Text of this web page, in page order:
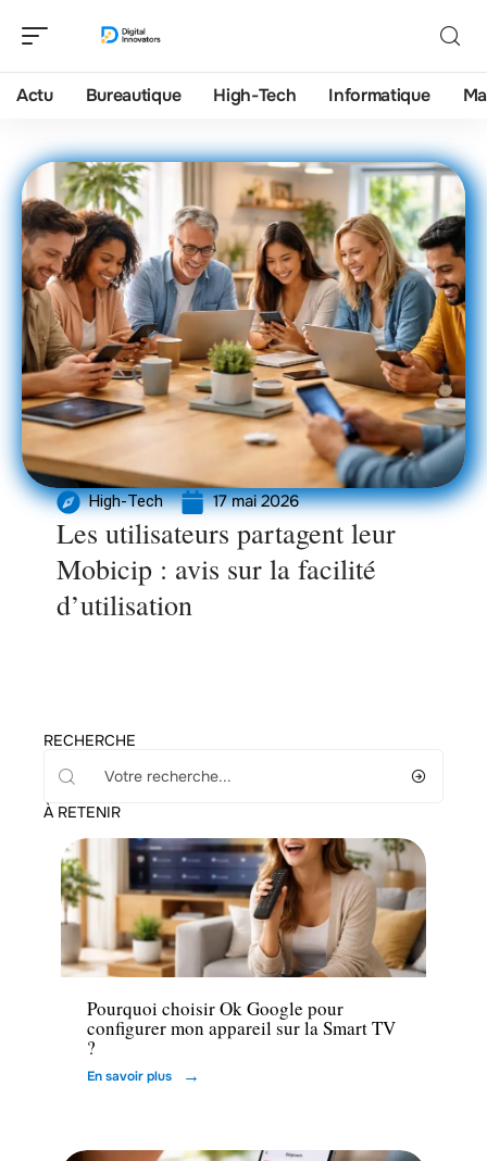
Actu Bureautique High-Tech Informatique
High-Tech 17 mai 2026
Les utilisateurs partagent leur
Mobicip : avis sur la facilité
d’utilisation
RECHERCHE
À RETENIR
High-Tech
Pourquoi choisir Ok Google pour
configurer mon appareil sur la Smart TV
?
En savoir plus